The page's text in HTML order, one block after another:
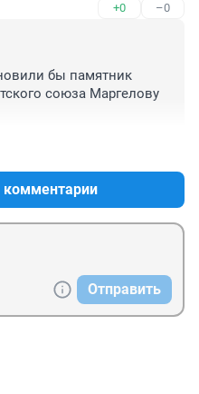
+0 –0
бы памятник
союза Маргелову
комментарии
Отправить